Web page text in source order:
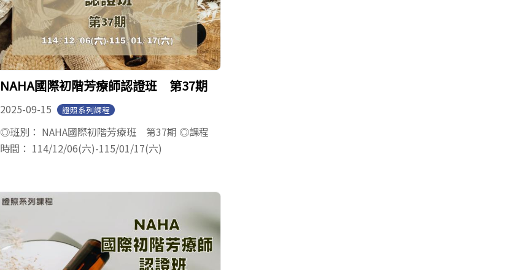
NAHA國際初階芳療師認證班 第37期
2025-09-15 證照系列課程
◎班別： NAHA國際初階芳療班 第37期 ◎課程
時間： 114/12/06(六)-115/01/17(六)